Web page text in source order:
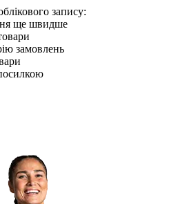
запису:
ще швидше
замовлень